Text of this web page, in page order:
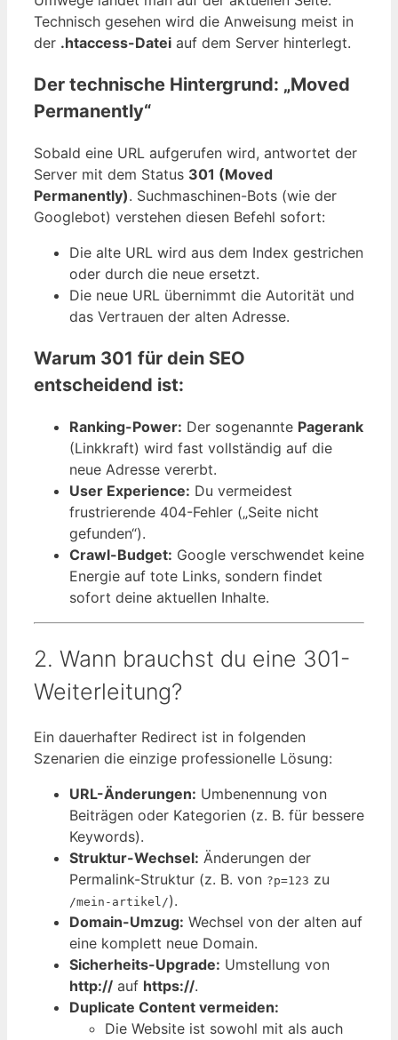
Technisch gesehen wird die Anweisung meist in
der .htaccess-Datei auf dem Server hinterlegt.
Der technische Hintergrund: „Moved
Permanently“
Sobald eine URL aufgerufen wird, antwortet der
Server mit dem Status 301 (Moved
Permanently). Suchmaschinen-Bots (wie der
Googlebot) verstehen diesen Befehl sofort:
Die alte URL wird aus dem Index gestrichen
oder durch die neue ersetzt.
Die neue URL übernimmt die Autorität und
das Vertrauen der alten Adresse.
Warum 301 für dein SEO
entscheidend ist:
Ranking-Power: Der sogenannte Pagerank
(Linkkraft) wird fast vollständig auf die
neue Adresse vererbt.
User Experience: Du vermeidest
frustrierende 404-Fehler („Seite nicht
gefunden“).
Crawl-Budget: Google verschwendet keine
Energie auf tote Links, sondern findet
sofort deine aktuellen Inhalte.
2. Wann brauchst du eine 301-
Weiterleitung?
Ein dauerhafter Redirect ist in folgenden
Szenarien die einzige professionelle Lösung:
URL-Änderungen: Umbenennung von
Beiträgen oder Kategorien (z. B. für bessere
Keywords).
Struktur-Wechsel: Änderungen der
Permalink-Struktur (z. B. von ?p=123 zu
/mein-artikel/).
Domain-Umzug: Wechsel von der alten auf
eine komplett neue Domain.
Sicherheits-Upgrade: Umstellung von
http:// auf https://.
Duplicate Content vermeiden:
Die Website ist sowohl mit als auch